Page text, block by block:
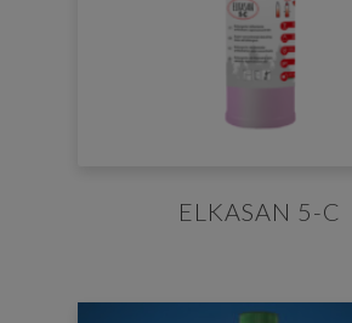
ELKASAN 5-C